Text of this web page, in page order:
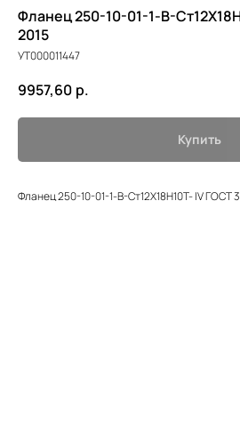
Фланец 250-10-01-1-В-
2015
УТ000011447
9957,60 р.
Купить
Фланец 250-10-01-1-В-Ст12Х18Н10Т- lV ГОСТ